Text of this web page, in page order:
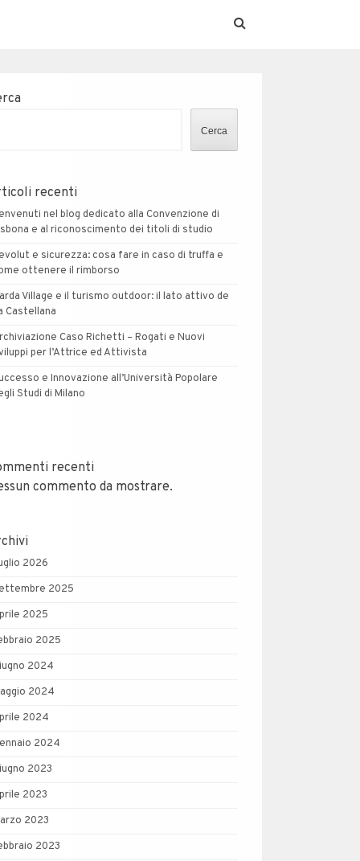
Cerca
recenti
nel blog dedicato alla Convenzione di
e al riconoscimento dei titoli di studio
e sicurezza: cosa fare in caso di truffa e
ottenere il rimborso
Village e il turismo outdoor: il lato attivo de
Castellana
Caso Richetti – Rogati e Nuovi
per l’Attrice ed Attivista
e Innovazione all’Università Popolare
Studi di Milano
recenti
commento da mostrare.
2026
2025
2025
2025
2024
2024
2024
2024
2023
2023
2023
2023